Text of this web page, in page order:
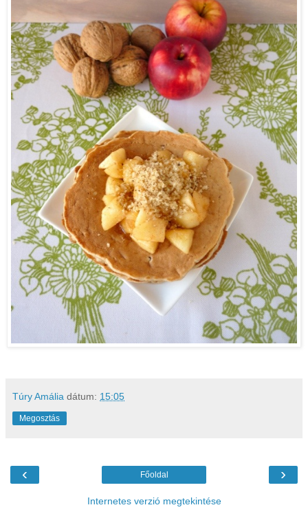
Túry Amália dátum: 15:05
Megosztás
‹ ›
Főoldal
Internetes verzió megtekintése